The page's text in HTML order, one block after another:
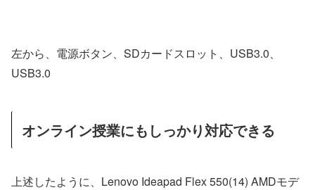
左から、電源ボタン、SDカードスロット、USB3.0、
USB3.0
オンライン授業にもしっかり対応できる
上述したように、Lenovo Ideapad Flex 550(14) AMDモデ